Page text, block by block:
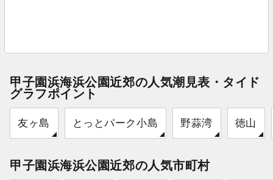
甲子園浜海浜公園近郊の人気潮見表・タイド
グラフポイント
友ヶ島 とっとパーク小島 野蒜湾 徳山
甲子園浜海浜公園近郊の人気市町村